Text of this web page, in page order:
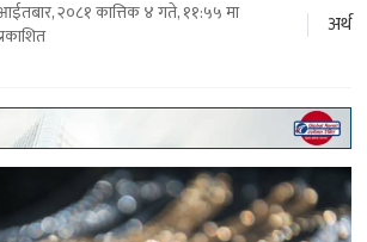
२०८१ कात्तिक ४ गते, ११:५५ मा
अर्थ